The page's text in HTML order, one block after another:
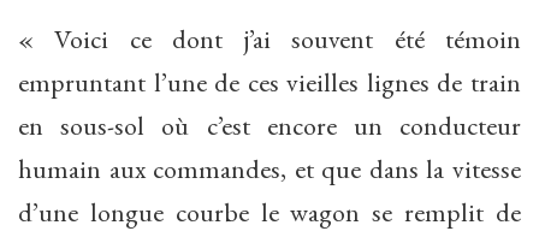
« Voici ce dont j’ai souvent été témoin
empruntant l’une de ces vieilles lignes de train
en sous-sol où c’est encore un conducteur
humain aux commandes, et que dans la vitesse
d’une longue courbe le wagon se remplit de